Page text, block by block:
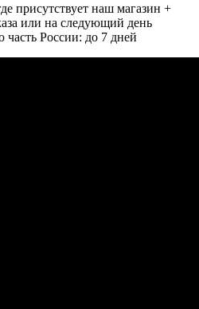
присутствует наш магазин +
или на следующий день
часть России: до 7 дней